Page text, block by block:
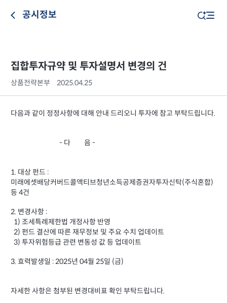
공시정보
집합투자규약 및 투자설명서 변경의 건
상품전략본부 2025.04.25
다음과 같이 정정사항에 대해 안내 드리오니 투자에 참고 부탁드립니다.
- 다 음 -
1. 대상 펀드 :
미래에셋배당커버드콜액티브청년소득공제증권자투자신탁(주식혼합)
등 4건
2. 변경사항 :
1) 조세특례제한법 개정사항 반영
2) 펀드 결산에 따른 재무정보 및 주요 수치 업데이트
3) 투자위험등급 관련 변동성 값 등 업데이트
3. 효력발생일 : 2025년 04월 25일 (금)
자세한 사항은 첨부된 변경대비표 확인 부탁드립니다.